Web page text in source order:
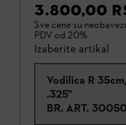
3.800,00
Sve cene su
PDV od 20%
Izaberite artikal
Vodilica R
.325"
BR. ART.